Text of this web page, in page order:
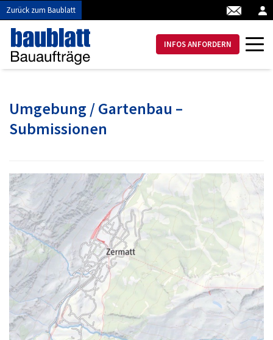
Zurück zum Baublatt
INFOS ANFORDERN
Umgebung / Gartenbau –
Submissionen